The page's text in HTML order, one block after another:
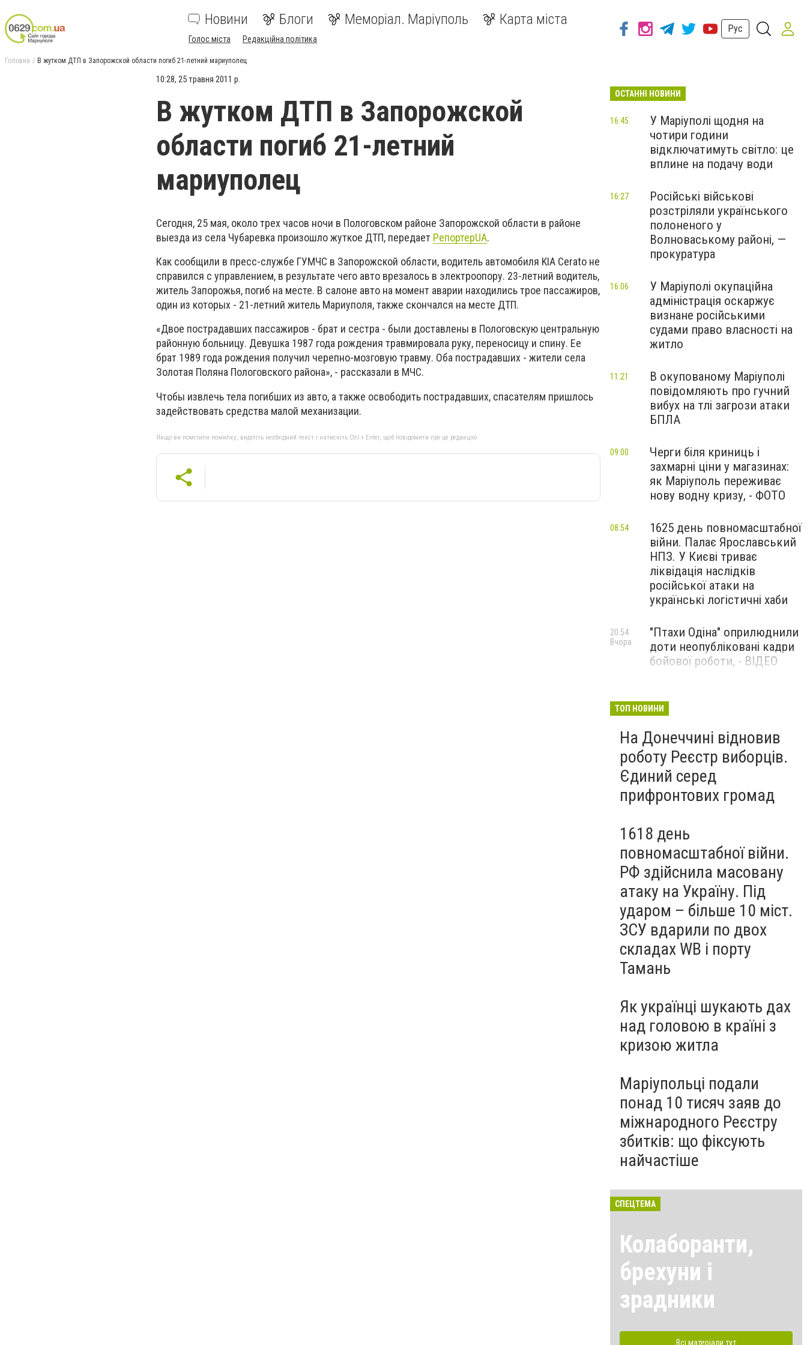
Новини Блоги Меморіал. Маріуполь Карта міста
Голос міста Редакційна політика
Рус
Головна В жутком ДТП в Запорожской области погиб 21-летний мариуполец
10:28, 25 травня 2011 р.
В жутком ДТП в Запорожской
области погиб 21-летний
мариуполец
Сегодня, 25 мая, около трех часов ночи в Пологовском районе Запорожской области в районе
выезда из села Чубаревка произошло жуткое ДТП, передает РепортерUA.
Как сообщили в пресс-службе ГУМЧС в Запорожской области, водитель автомобиля KIA Cerato не
справился с управлением, в результате чего авто врезалось в электроопору. 23-летний водитель,
житель Запорожья, погиб на месте. В салоне авто на момент аварии находились трое пассажиров,
один из которых - 21-летний житель Мариуполя, также скончался на месте ДТП.
«Двое пострадавших пассажиров - брат и сестра - были доставлены в Пологовскую центральную
районную больницу. Девушка 1987 года рождения травмировала руку, переносицу и спину. Ее
брат 1989 года рождения получил черепно-мозговую травму. Оба пострадавших - жители села
Золотая Поляна Пологовского района», - рассказали в МЧС.
Чтобы извлечь тела погибших из авто, а также освободить пострадавших, спасателям пришлось
задействовать средства малой механизации.
Якщо ви помітили помилку, виділіть необхідний текст і натисніть Ctrl + Enter, щоб повідомити про це редакцію
ОСТАННІ НОВИНИ
У Маріуполі щодня на
чотири години
відключатимуть світло: це
вплине на подачу води
16:45
Російські військові
розстріляли українського
полоненого у
Волноваському районі, —
прокуратура
16:27
У Маріуполі окупаційна
адміністрація оскаржує
визнане російськими
судами право власності на
житло
16:06
В окупованому Маріуполі
повідомляють про гучний
вибух на тлі загрози атаки
БПЛА
11:21
Черги біля криниць і
захмарні ціни у магазинах:
як Маріуполь переживає
нову водну кризу, - ФОТО
09:00
1625 день повномасштабної
війни. Палає Ярославський
НПЗ. У Києві триває
ліквідація наслідків
російської атаки на
українські логістичні хаби
08:54
"Птахи Одіна" оприлюднили
доти неопубліковані кадри
бойової роботи, - ВІДЕО
20:54
Вчора
Бєдняков зіграє тата
новому українському
фільмі, - ФОТО
Вчора
ТОП НОВИНИ
На Донеччині відновив
роботу Реєстр виборців.
Єдиний серед
прифронтових громад
1618 день
повномасштабної війни.
РФ здійснила масовану
атаку на Україну. Під
ударом – більше 10 міст.
ЗСУ вдарили по двох
складах WB і порту
Тамань
Як українці шукають дах
над головою в країні з
кризою житла
Маріупольці подали
понад 10 тисяч заяв до
міжнародного Реєстру
збитків: що фіксують
найчастіше
СПЕЦТЕМА
Колаборанти,
брехуни і
зрадники
Всі матеріали тут